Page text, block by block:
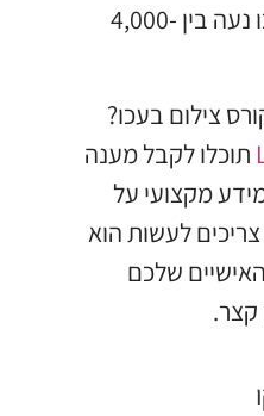
הממוצעת לקורס צילום בעכו נעה בין 4,000-
צילום בעכו?
תוכלו לקבל מענה
מקצועי על
לעשות הוא
שלכם
קצר.